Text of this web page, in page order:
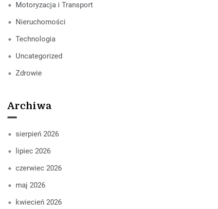
Motoryzacja i Transport
Nieruchomości
Technologia
Uncategorized
Zdrowie
Archiwa
sierpień 2026
lipiec 2026
czerwiec 2026
maj 2026
kwiecień 2026